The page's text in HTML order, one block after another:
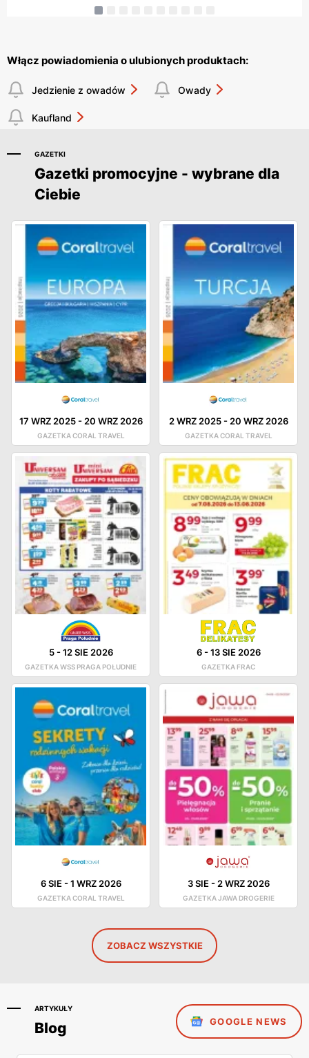
Włącz powiadomienia o ulubionych produktach:
Jedzienie z owadów Owady
Kaufland
GAZETKI
Gazetki promocyjne - wybrane dla
Ciebie
17 WRZ 2025- 20 WRZ 2026
GAZETKA CORAL TRAVEL
2 WRZ 2025- 20 WRZ 2026
GAZETKA CORAL TRAVEL
5-12 SIE 2026
GAZETKA WSS PRAGA POŁUDNIE
6-13 SIE 2026
GAZETKA FRAC
6 SIE -1 WRZ 2026
GAZETKA CORAL TRAVEL
3 SIE - 2 WRZ 2026
GAZETKA JAWA DROGERIE
ZOBACZ WSZYSTKIE
ARTYKUŁY
Blog GOOGLE NEWS